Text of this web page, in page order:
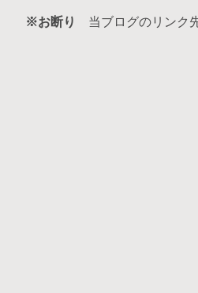
※お断り 当ブログのリンク